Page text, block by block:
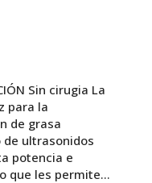
Sin cirugia La
para la
de grasa
ultrasonidos
potencia e
que les permite...